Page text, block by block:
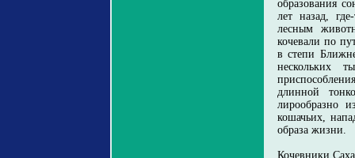
образования
лет назад,
лесным
кочевали по
в степи
нескольких
длинной
лирообразно
кошачьих,
образа жизни.
Кочевники